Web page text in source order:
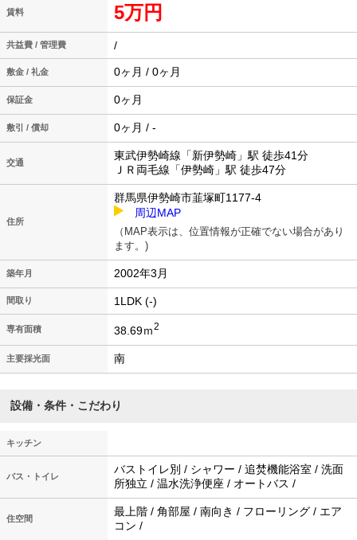
賃料 5万円
共益費 / 管理費 /
敷金 / 礼金 0ヶ月 / 0ヶ月
保証金 0ヶ月
敷引 / 償却 0ヶ月 / -
交通
東武伊勢崎線「新伊勢崎」駅 徒歩41分
ＪＲ両毛線「伊勢崎」駅 徒歩47分
住所
群馬県伊勢崎市韮塚町1177-4
周辺MAP
（MAP表示は、位置情報が正確でない場合があり
ます。)
築年月 2002年3月
間取り 1LDK (-)
専有面積 38.69ｍ2
主要採光面 南
設備・条件・こだわり
キッチン
バス・トイレ
バストイレ別 / シャワー / 追焚機能浴室 / 洗面
所独立 / 温水洗浄便座 / オートバス /
住空間
最上階 / 角部屋 / 南向き / フローリング / エア
コン /